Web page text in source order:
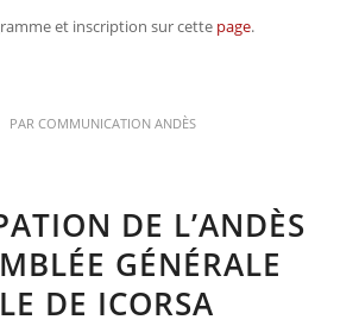
et inscription sur cette page.
PAR COMMUNICATION ANDÈS
DE L’ANDÈS
GÉNÉRALE
DE ICORSA